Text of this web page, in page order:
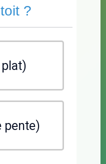
?
pente)